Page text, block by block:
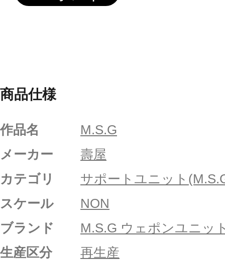
商品仕様
作品名
M.S.G
メーカー
壽屋
カテゴリ
サポートユニット
スケール
NON
ブランド
M.S.G ウェポンユニッ
生産区分
再生産